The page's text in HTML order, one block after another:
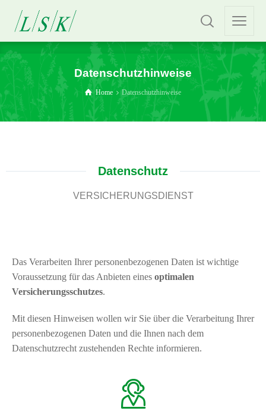
Datenschutzhinweise
Home Datenschutzhinweise
Datenschutz
VERSICHERUNGSDIENST
Das Verarbeiten Ihrer personenbezogenen Daten ist wichtige
Voraussetzung für das Anbieten eines optimalen
Versicherungsschutzes.
Mit diesen Hinweisen wollen wir Sie über die Verarbeitung Ihrer
personenbezogenen Daten und die Ihnen nach dem
Datenschutzrecht zustehenden Rechte informieren.